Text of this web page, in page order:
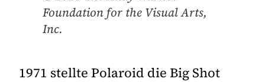
Foundation for the Visual Arts,
Inc.
1971 stellte Polaroid die Big Shot